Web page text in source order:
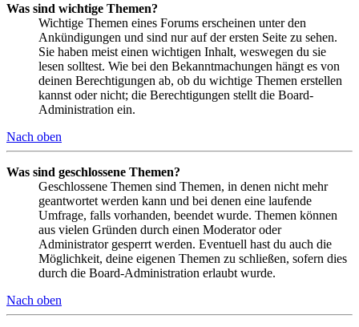
Was sind wichtige Themen?
Wichtige Themen eines Forums erscheinen unter den
Ankündigungen und sind nur auf der ersten Seite zu sehen.
Sie haben meist einen wichtigen Inhalt, weswegen du sie
lesen solltest. Wie bei den Bekanntmachungen hängt es von
deinen Berechtigungen ab, ob du wichtige Themen erstellen
kannst oder nicht; die Berechtigungen stellt die Board-
Administration ein.
Nach oben
Was sind geschlossene Themen?
Geschlossene Themen sind Themen, in denen nicht mehr
geantwortet werden kann und bei denen eine laufende
Umfrage, falls vorhanden, beendet wurde. Themen können
aus vielen Gründen durch einen Moderator oder
Administrator gesperrt werden. Eventuell hast du auch die
Möglichkeit, deine eigenen Themen zu schließen, sofern dies
durch die Board-Administration erlaubt wurde.
Nach oben